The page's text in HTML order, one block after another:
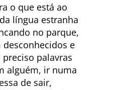
o que está ao
língua estranha
no parque,
e
palavras
alguém, ir numa
de sair,